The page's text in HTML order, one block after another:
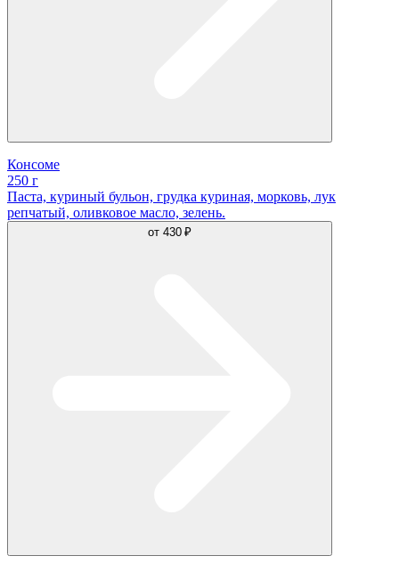
Консоме
250 г
Паста, куриный бульон, грудка куриная, морковь, лук
репчатый, оливковое масло, зелень.
от 430 ₽